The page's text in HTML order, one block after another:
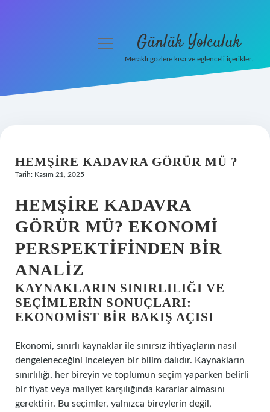
Hakkımızda
menüyü
Günlük Yolculuk
Meraklı gözlere kısa ve eğlenceli içerikler.
HEMŞIRE KADAVRA GÖRÜR MÜ ?
Tarih: Kasım 21, 2025
HEMŞIRE KADAVRA
GÖRÜR MÜ? EKONOMI
PERSPEKTIFINDEN BIR
ANALIZ
KAYNAKLARIN SINIRLILIĞI VE
SEÇIMLERIN SONUÇLARI:
EKONOMIST BIR BAKIŞ AÇISI
Ekonomi, sınırlı kaynaklar ile sınırsız ihtiyaçların nasıl
dengeleneceğini inceleyen bir bilim dalıdır. Kaynakların
sınırlılığı, her bireyin ve toplumun seçim yaparken belirli
bir fiyat veya maliyet karşılığında kararlar almasını
gerektirir. Bu seçimler, yalnızca bireylerin değil,